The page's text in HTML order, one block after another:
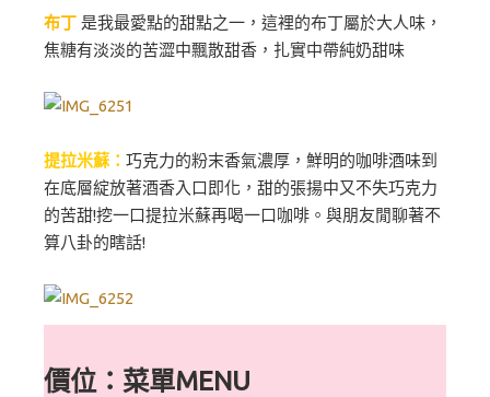
布丁 是我最愛點的甜點之一，這裡的布丁屬於大人味，
焦糖有淡淡的苦澀中飄散甜香，扎實中帶純奶甜味
提拉米蘇： 巧克力的粉末香氣濃厚，鮮明的咖啡酒味到
在底層綻放著酒香入口即化，甜的張揚中又不失巧克力
的苦甜!挖一口提拉米蘇再喝一口咖啡。與朋友閒聊著不
算八卦的瞎話!
價位：菜單MENU